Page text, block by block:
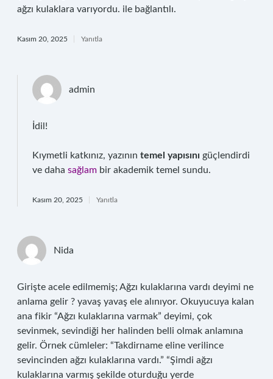
ağzı kulaklara varıyordu. ile bağlantılı.
Kasım 20, 2025 Yanıtla
admin
İdil!
Kıymetli katkınız, yazının temel yapısını güçlendirdi
ve daha sağlam bir akademik temel sundu.
Kasım 20, 2025 Yanıtla
Nida
Girişte acele edilmemiş; Ağzı kulaklarına vardı deyimi ne
anlama gelir ? yavaş yavaş ele alınıyor. Okuyucuya kalan
ana fikir “Ağzı kulaklarına varmak” deyimi, çok
sevinmek, sevindiği her halinden belli olmak anlamına
gelir. Örnek cümleler: “Takdirname eline verilince
sevincinden ağzı kulaklarına vardı.” “Şimdi ağzı
kulaklarına varmış şekilde oturduğu yerde